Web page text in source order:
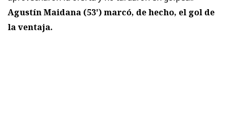
Agustín Maidana (53') marcó, de hecho, el gol de
la ventaja.